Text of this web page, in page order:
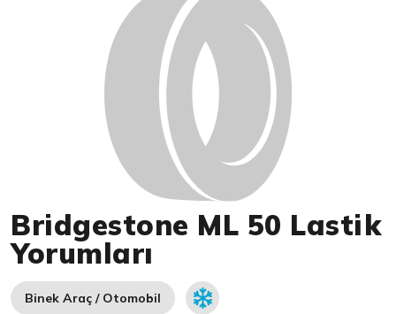
Bridgestone ML 50 Lastik
Yorumları
Binek Araç / Otomobil